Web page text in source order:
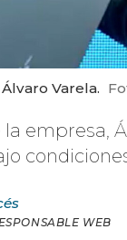
Varela.
la empresa,
WEB